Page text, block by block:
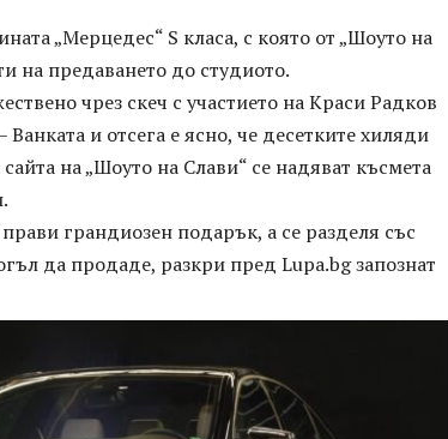
„Мерцедес“ S класа, с която от „Шоуто на
на предаването до студиото.
чрез скеч с участието на Краси Радков
и отсега е ясно, че десетките хиляди
на „Шоуто на Слави“ се надяват късмета
грандиозен подарък, а се разделя със
да продаде, разкри пред Lupa.bg запознат